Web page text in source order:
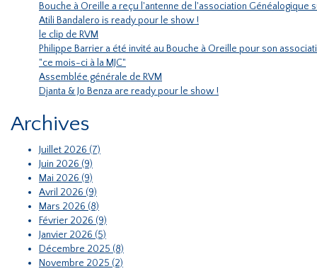
Bouche à Oreille a reçu l'antenne de l'association Généalogique
Atili Bandalero is ready pour le show !
le clip de RVM
Philippe Barrier a été invité au Bouche à Oreille pour son
"ce mois-ci à la MJC"
Assemblée générale de RVM
Djanta & Jo Benza are ready pour le show !
Archives
Juillet 2026 (7)
Juin 2026 (9)
Mai 2026 (9)
Avril 2026 (9)
Mars 2026 (8)
Février 2026 (9)
Janvier 2026 (5)
Décembre 2025 (8)
Novembre 2025 (2)